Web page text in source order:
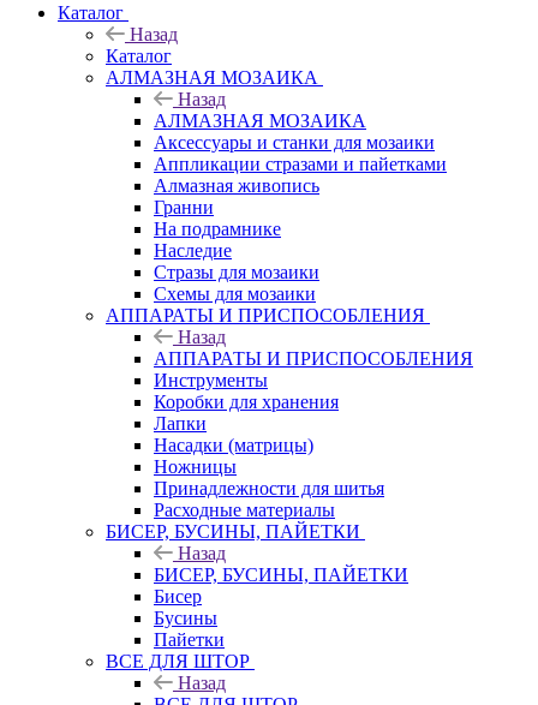
Каталог
Назад
Каталог
АЛМАЗНАЯ МОЗАИКА
Назад
АЛМАЗНАЯ МОЗАИКА
Аксессуары и станки для мозаики
Аппликации стразами и пайетками
Алмазная живопись
Гранни
На подрамнике
Наследие
Стразы для мозаики
Схемы для мозаики
АППАРАТЫ И ПРИСПОСОБЛЕНИЯ
Назад
АППАРАТЫ И ПРИСПОСОБЛЕНИЯ
Инструменты
Коробки для хранения
Лапки
Насадки (матрицы)
Ножницы
Принадлежности для шитья
Расходные материалы
БИСЕР, БУСИНЫ, ПАЙЕТКИ
Назад
БИСЕР, БУСИНЫ, ПАЙЕТКИ
Бисер
Бусины
Пайетки
ВСЕ ДЛЯ ШТОР
Назад